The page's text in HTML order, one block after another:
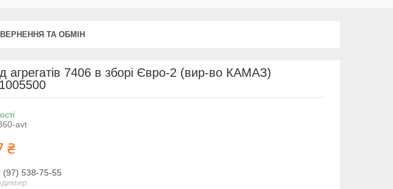
ТА ОБМІН
агрегатів 7406 в зборі Євро-2 (вир-во КАМАЗ)
avt
₴
(97) 538-75-55